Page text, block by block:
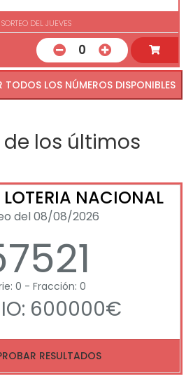
SORTEO DEL JUEVES
0
VER TODOS LOS NÚMEROS DISPONIBLES
los últimos
LOTERIA NACIONAL
del 08/08/2026
0 - Fracción: 0
600000€
RESULTADOS